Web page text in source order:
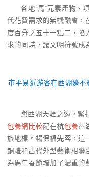
各地“馬”元素產物、
代花費需求的無機融會，
度百分之五十一點二，陷
求的同時，讓文明符號成
市平易近游客在西湖邊不
與西湖天涯之遠，緊
包養網比較配在杭包養州
旅地標。楊保福先容，這
銅雕和古代外型藝術相聯
為馬年春節增加了濃重的